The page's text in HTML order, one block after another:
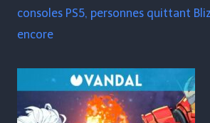
consoles PS5, personnes quittant
encore